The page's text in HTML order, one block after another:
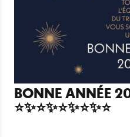
BONNE ANNÉE
⭐✨⭐✨⭐✨⭐✨⭐